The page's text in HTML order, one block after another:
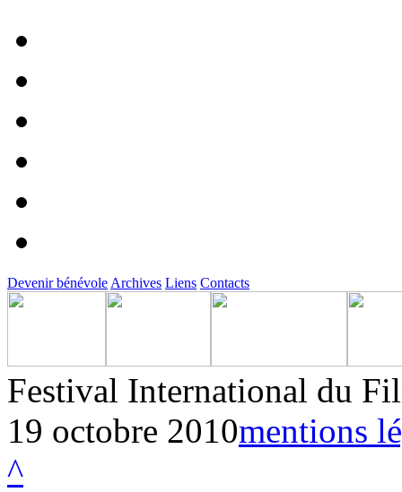
Devenir bénévole Archives Liens Contacts
Festival International du
19 octobre 2010mentions
^